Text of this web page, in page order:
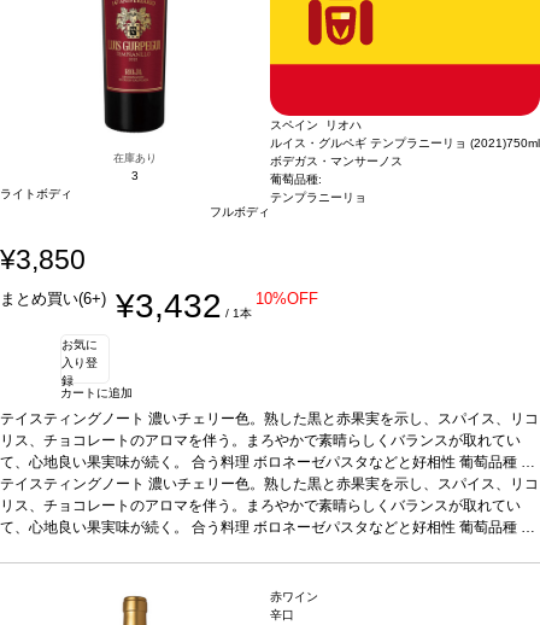
在庫あり
3
ライトボディ
フルボディ
スペイン リオハ
ルイス・グルペギ テンプラニーリョ (2021)750ml
ボデガス・マンサーノス
葡萄品種:
テンプラニーリョ
¥3,850
まとめ買い(6+) ¥3,432 / 1本
10%OFF
お気に
入り登
録
カートに追加
テイスティングノート 濃いチェリー色。熟した黒と赤果実を示し、スパイス、リコ
リス、チョコレートのアロマを伴う。まろやかで素晴らしくバランスが取れてい
て、心地良い果実味が続く。 合う料理 ボロネーゼパスタなどと好相性 葡萄品種 テ
ンプラニーリョ*本ヴィンテージが在庫切れの場合、在庫があり価格が同様の場合
は自動的に次のヴィンテージに変更されます、ご了承ください。
テイスティングノート 濃いチェリー色。熟した黒と赤果実を示し、スパイス、リコ
リス、チョコレートのアロマを伴う。まろやかで素晴らしくバランスが取れてい
て、心地良い果実味が続く。 合う料理 ボロネーゼパスタなどと好相性 葡萄品種 テ
赤ワイン
辛口